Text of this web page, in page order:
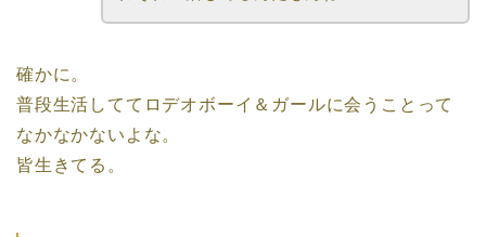
確かに。
普段生活しててロデオボーイ＆ガールに会うことって
なかなかないよな。
皆生きてる。